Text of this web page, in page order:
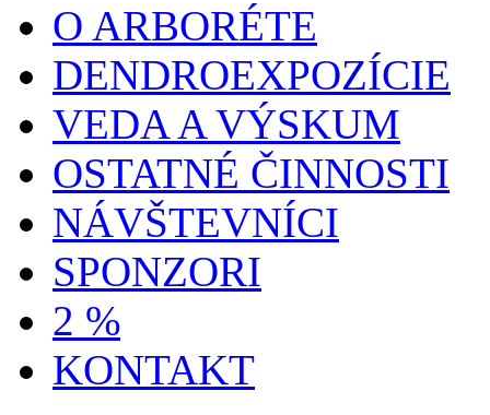
O ARBORÉTE
DENDROEXPOZÍCIE
VEDA A VÝSKUM
OSTATNÉ ČINNOSTI
NÁVŠTEVNÍCI
SPONZORI
2 %
KONTAKT